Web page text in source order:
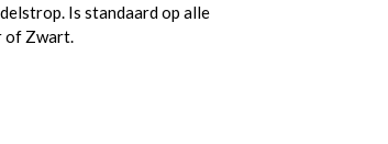
Is standaard op alle
of Zwart.